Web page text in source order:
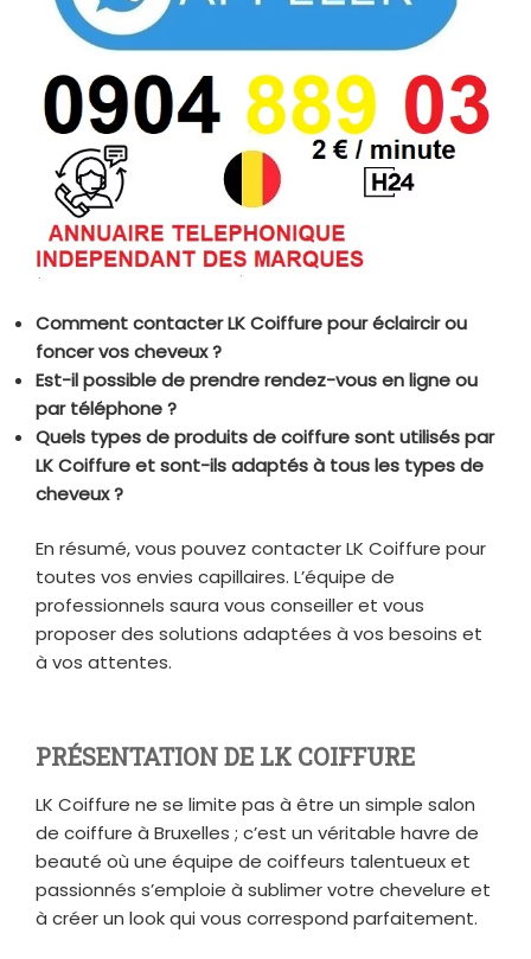
Comment contacter LK Coiffure pour éclaircir ou
foncer vos cheveux ?
Est-il possible de prendre rendez-vous en ligne ou
par téléphone ?
Quels types de produits de coiffure sont utilisés par
LK Coiffure et sont-ils adaptés à tous les types de
cheveux ?
En résumé, vous pouvez contacter LK Coiffure pour
toutes vos envies capillaires. L’équipe de
professionnels saura vous conseiller et vous
proposer des solutions adaptées à vos besoins et
à vos attentes.
PRÉSENTATION DE LK COIFFURE
LK Coiffure ne se limite pas à être un simple salon
de coiffure à Bruxelles ; c’est un véritable havre de
beauté où une équipe de coiffeurs talentueux et
passionnés s’emploie à sublimer votre chevelure et
à créer un look qui vous correspond parfaitement.